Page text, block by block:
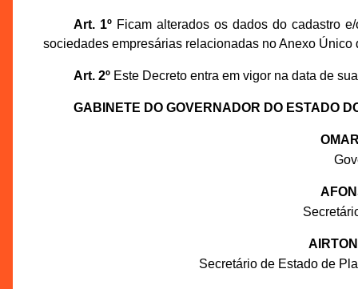
Art. 1ºFicam alterados os dados do cadastro
sociedades empresárias relacionadas no Anexo Único
Art. 2ºEste Decreto entra em vigor na data de
GABINETE DO GOVERNADOR DO ESTADO
Secretário de Estado de